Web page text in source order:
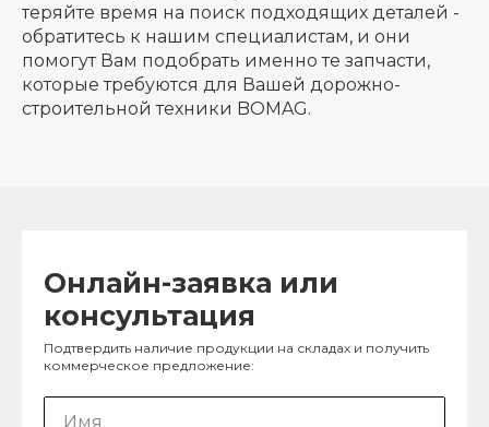
теряйте время на поиск подходящих деталей -
обратитесь к нашим специалистам, и они
помогут Вам подобрать именно те запчасти,
которые требуются для Вашей дорожно-
строительной техники BOMAG.
Онлайн-заявка или
консультация
Подтвердить наличие продукции на складах и получить
коммерческое предложение: